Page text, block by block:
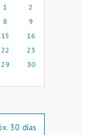
1
2
8
9
15
16
22
23
29
30
30 días